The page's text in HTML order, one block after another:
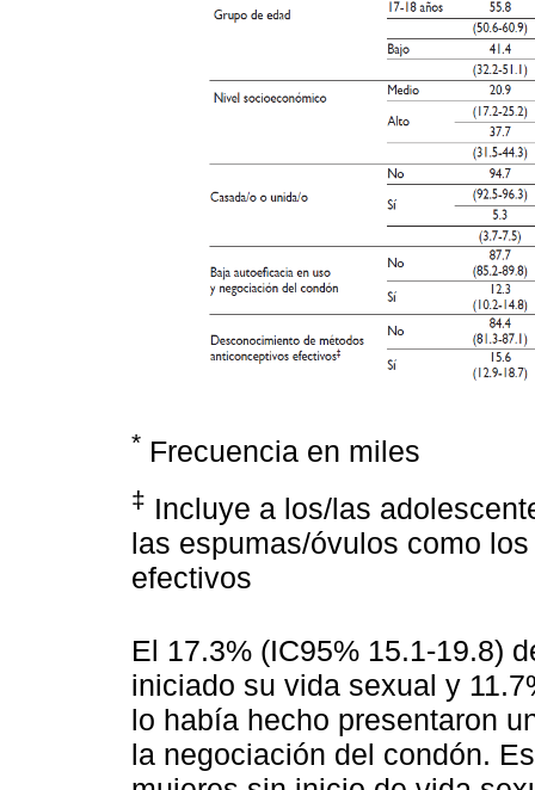
* Frecuencia en miles
‡ Incluye a los/las
las espumas/óvulos como
efectivos
El 17.3% (IC95% 15.1-19.8)
iniciado su vida sexual y
lo había hecho presentaron
la negociación del condón.